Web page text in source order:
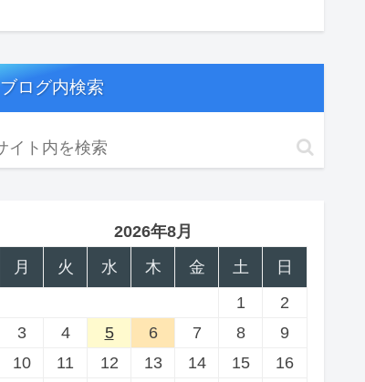
ブログ内検索
2026年8月
月
火 水 木 金 土
日
1
2
3
4 5 6 7 8
9
10
11 12 13 14 15
16